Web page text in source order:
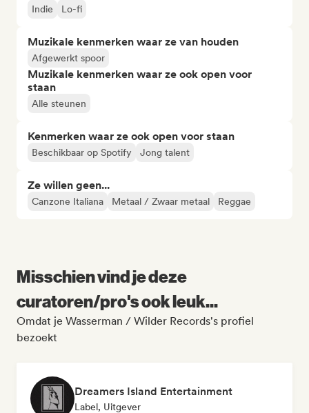
Indie Lo-fi
Muzikale kenmerken waar ze van houden
Afgewerkt spoor
Muzikale kenmerken waar ze ook open voor
staan
Alle steunen
Kenmerken waar ze ook open voor staan
Beschikbaar op Spotify Jong talent
Ze willen geen...
Canzone Italiana Metaal / Zwaar metaal Reggae
Misschien vind je deze
curatoren/pro's ook leuk...
Omdat je Wasserman / Wilder Records's profiel
bezoekt
Dreamers Island Entertainment
Label, Uitgever